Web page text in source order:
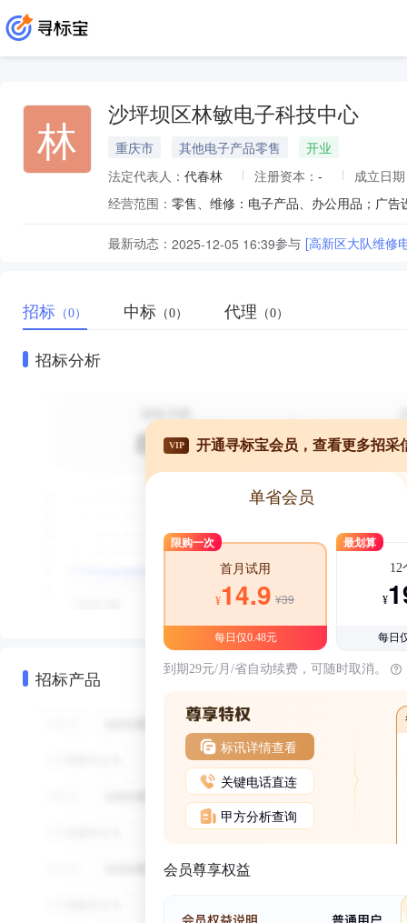
林 沙坪坝区林敏电子科技中心
重庆市 其他电子产品零售
开业
法定代表人： 代春林 注册资本： -
成立日
经营范围：
最新动态： 2025-12-05 16:39参与 [高新区大队维修
招标 （0） 中标 （0） 代理 （0）
招标分析
招标产品
VIP 开通寻标宝会员，查看更多招采
单省会员
限购一次
首月试用
¥14.9 ¥39
每日仅0.48元
最划算
12
¥
每日
到期29元/月/省自动续费，可随时取消。
标讯详情查看
关键电话直连
甲方分析查询
会员尊享权益